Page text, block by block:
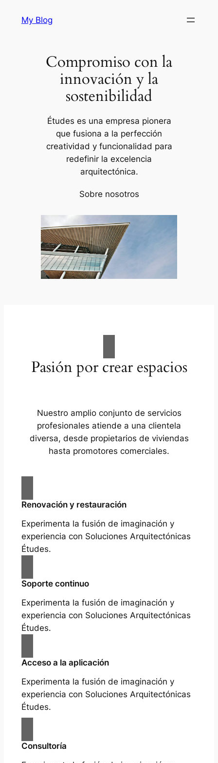
My Blog
Compromiso con la
innovación y la
sostenibilidad
Études es una empresa pionera
que fusiona a la perfección
creatividad y funcionalidad para
redefinir la excelencia
arquitectónica.
Sobre nosotros
Pasión por crear espacios
Nuestro amplio conjunto de servicios
profesionales atiende a una clientela
diversa, desde propietarios de viviendas
hasta promotores comerciales.
Renovación y restauración
Experimenta la fusión de imaginación y
experiencia con Soluciones Arquitectónicas
Études.
Soporte continuo
Experimenta la fusión de imaginación y
experiencia con Soluciones Arquitectónicas
Études.
Acceso a la aplicación
Experimenta la fusión de imaginación y
experiencia con Soluciones Arquitectónicas
Études.
Consultoría